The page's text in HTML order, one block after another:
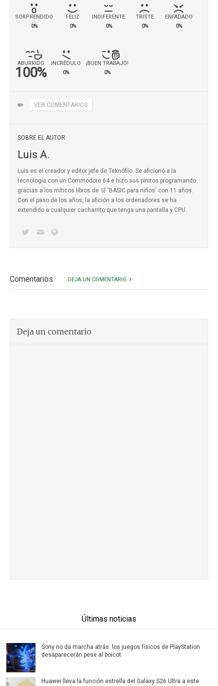
SORPRENDIDO
0%
FELIZ
0%
INDIFERENTE
0%
TRISTE
0%
ENFADADO
0%
ABURRIDO
100%
INCRÉDULO
0%
¡BUEN TRABAJO!
0%
✏️ VER COMENTARIOS
SOBRE EL AUTOR
Luis A.
Luis es el creador y editor jefe de Teknófilo. Se aficionó a la
tecnología con un Commodore 64 e hizo sus pinitos programando
gracias a los míticos libros de 🛒 'BASIC para niños' con 11 años.
Con el paso de los años, la afición a los ordenadores se ha
extendido a cualquier cacharrito que tenga una pantalla y CPU.
Comentarios DEJA UN COMENTARIO
Deja un comentario
Últimas noticias
Sony no da marcha atrás: los juegos físicos de PlayStation
desaparecerán pese al boicot
Huawei lleva la función estrella del Galaxy S26 Ultra a este